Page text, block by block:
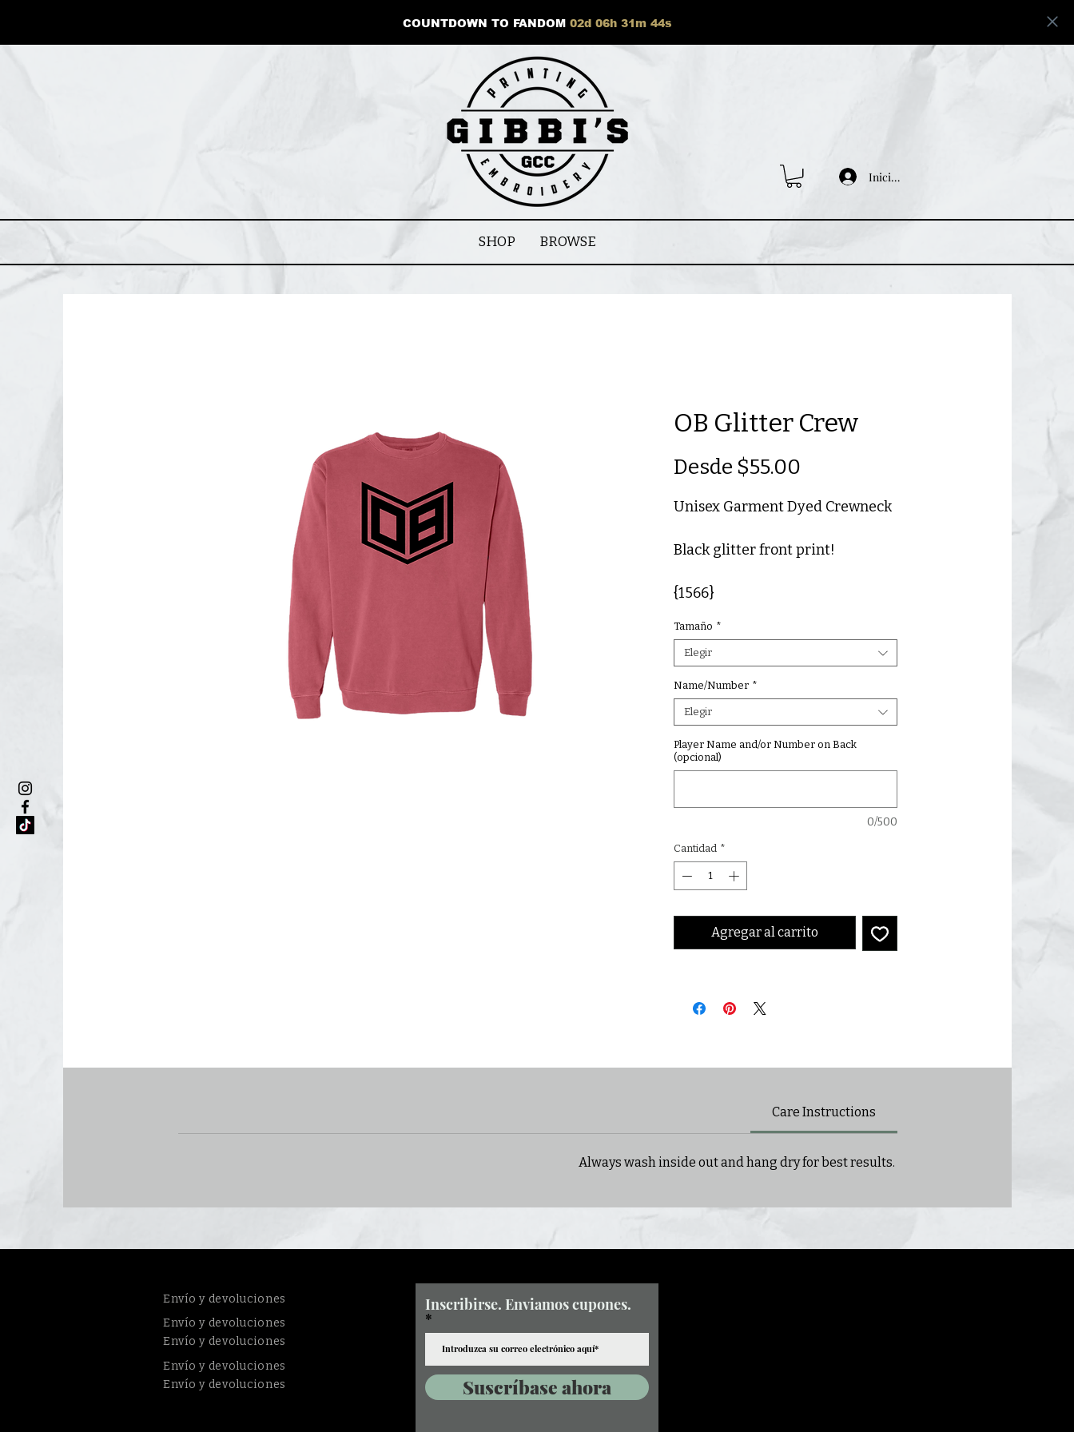
COUNTDOWN TO FANDOM 02d 06h 31m 43s
Iniciar sesión
SHOP BROWSE
OB Glitter Crew
Desde $55.00Precio
oferta
Unisex Garment Dyed Crewneck
Black glitter front print!
{1566}
Tamaño *
Elegir
Name/Number *
Elegir
Player Name and/or Number on Back
(opcional)
0/500
Cantidad *
Agregar al carrito
Care Instructions
Always wash inside out and hang dry for best results.
Envío y devoluciones
Envío y devoluciones
Envío y devoluciones
Inscribirse. Enviamos cupones.
Suscríbase ahora
Envío y devoluciones
Envío y devoluciones